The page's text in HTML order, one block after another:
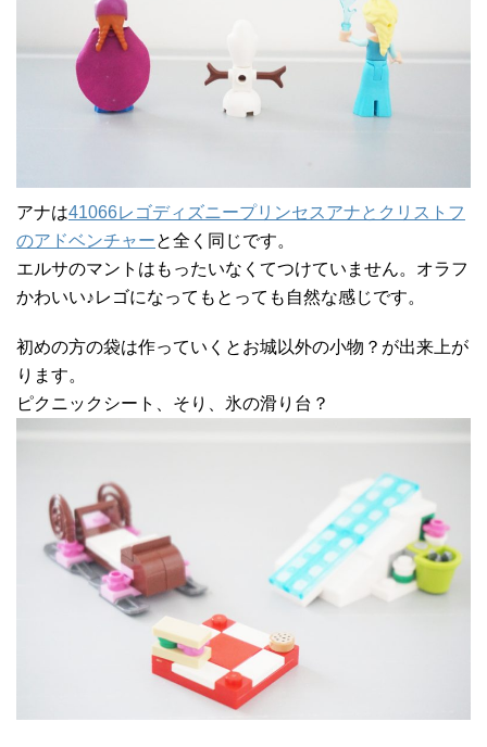
アナは41066レゴディズニープリンセスアナとクリストフ
のアドベンチャーと全く同じです。
エルサのマントはもったいなくてつけていません。オラフ
かわいい♪レゴになってもとっても自然な感じです。
初めの方の袋は作っていくとお城以外の小物？が出来上が
ります。
ピクニックシート、そり、氷の滑り台？